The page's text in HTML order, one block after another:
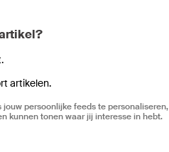
artikelen.
persoonlijke feeds te personaliseren,
kunnen tonen waar jij interesse in hebt.